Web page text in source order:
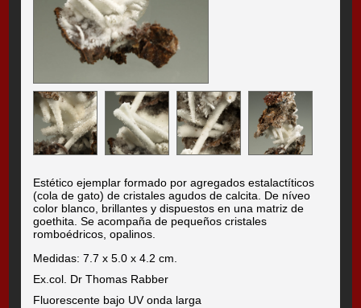
Estético ejemplar formado por agregados estalactíticos
(cola de gato) de cristales agudos de calcita. De níveo
color blanco, brillantes y dispuestos en una matriz de
goethita. Se acompaña de pequeños cristales
romboédricos, opalinos.
Medidas: 7.7 x 5.0 x 4.2 cm.
Ex.col. Dr Thomas Rabber
Fluorescente bajo UV onda larga